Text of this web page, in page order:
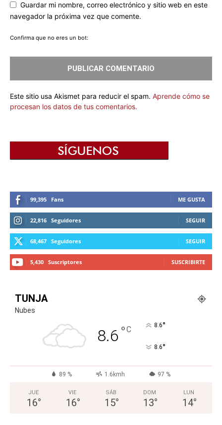
Guardar mi nombre, correo electrónico y sitio web en este
navegador la próxima vez que comente.
Confirma que no eres un bot:
Este sitio usa Akismet para reducir el spam. Aprende cómo se
procesan los datos de tus comentarios.
99,395 Fans ME GUSTA
22,816 Seguidores SEGUIR
68,467 Seguidores SEGUIR
5,430 Suscriptores SUSCRIBIRTE
TUNJA
Nubes
8.6 °C 8.6°
8.6°
89 % 1.6kmh 97 %
JUE
16°
VIE
16°
SÁB
15°
DOM
13°
LUN
14°